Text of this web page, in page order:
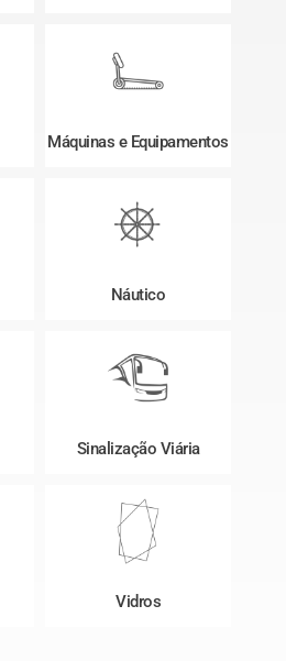
Máquinas e Equipamentos
Náutico
Sinalização Viária
Vidros